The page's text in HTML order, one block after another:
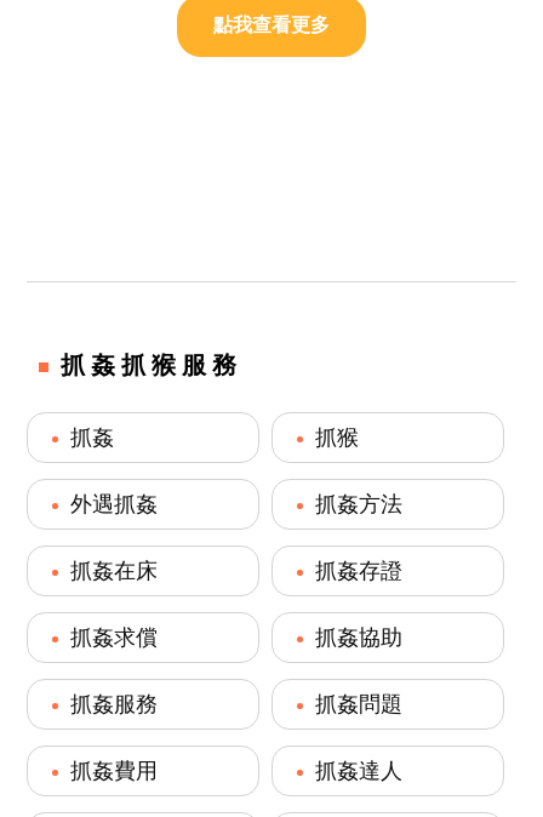
點我查看更多
抓姦抓猴服務
抓姦 抓猴
外遇抓姦 抓姦方法
抓姦在床 抓姦存證
抓姦求償 抓姦協助
抓姦服務 抓姦問題
抓姦費用 抓姦達人